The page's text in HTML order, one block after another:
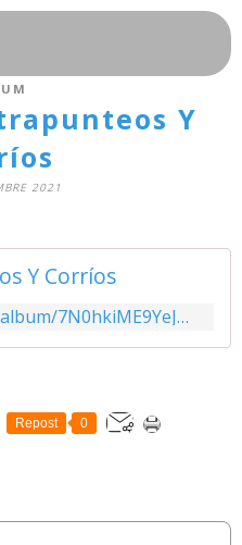
Y
2021
Y Corríos
https://open.spotify.com/album/7N0hkiME9YeJm8chnOPI8A?si=yI-wBFrVTHW1kmrT1U2P0Q&utm_source=copy-link&dl_branch=1
Repost 0